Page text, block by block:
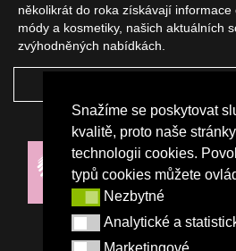
Snažíme se poskytovat
kvalitě, proto naše
technologii cookies.
typů cookies můžete
NezbytnéNezbytné
Analytické a statistické
Analytické a
Marketingové
několikrát do roka získávají
módy a kosmetiky, našich aktuálních
zvýhodněných nabídkách.
NAŠI